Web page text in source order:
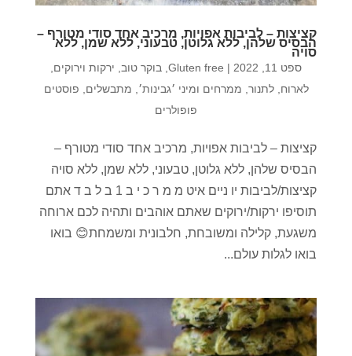
קציצות – לביבות אפויות, מרכיב אחד סודי מטורף –
הבסיס שלהן, ללא גלוטן, טבעוני, ללא שמן, ללא
סויה
ספט 11, 2022 |
Gluten free
, בוקר טוב, ירקות וירוקים,
לארוח,לתנור, ממרחים ומיני ׳גבינות׳, מתבשלים, פוסטים
פופולרים
קציצות – לביבות אפויות, מרכיב אחד סודי מטורף –
הבסיס שלהן, ללא גלוטן, טבעוני, ללא שמן, ללא סויה
קציצות/לביבות יו ניים איט מ מ ר כ י ב 1 ב ל ב ד אתם
תוסיפו ירקות/ירוקים שאתם אוהבים ותהיה לכם ארוחה
משגעת, קלילה ומשובחת, חלבונית ומשמחת😊 בואו
בואו לגלות עולם...